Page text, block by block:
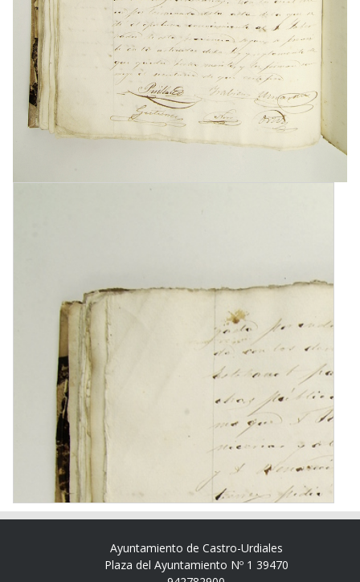
Ayuntamiento de Castro-Urdiales
Plaza del Ayuntamiento Nº 1 39470